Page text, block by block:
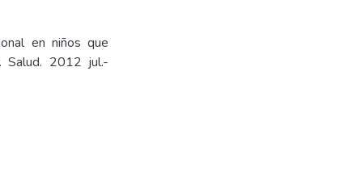
en niños que
Salud. 2012 jul.-